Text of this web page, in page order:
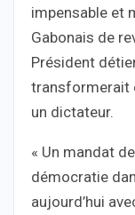
impensable et
Gabonais de
Président
transformerait
un dictateur.
« Un mandat
démocratie
aujourd’hui